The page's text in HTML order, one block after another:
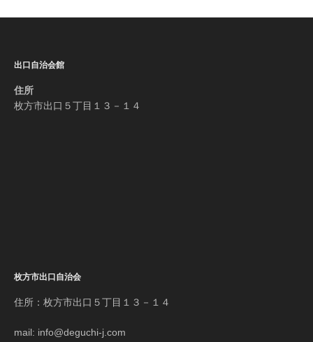
出口自治会館
住所
枚方市出口５丁目１３－１４
枚方市出口自治会
住所：枚方市出口５丁目１３－１４
mail: info@deguchi-j.com